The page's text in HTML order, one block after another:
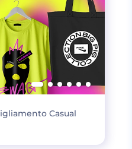
Casual